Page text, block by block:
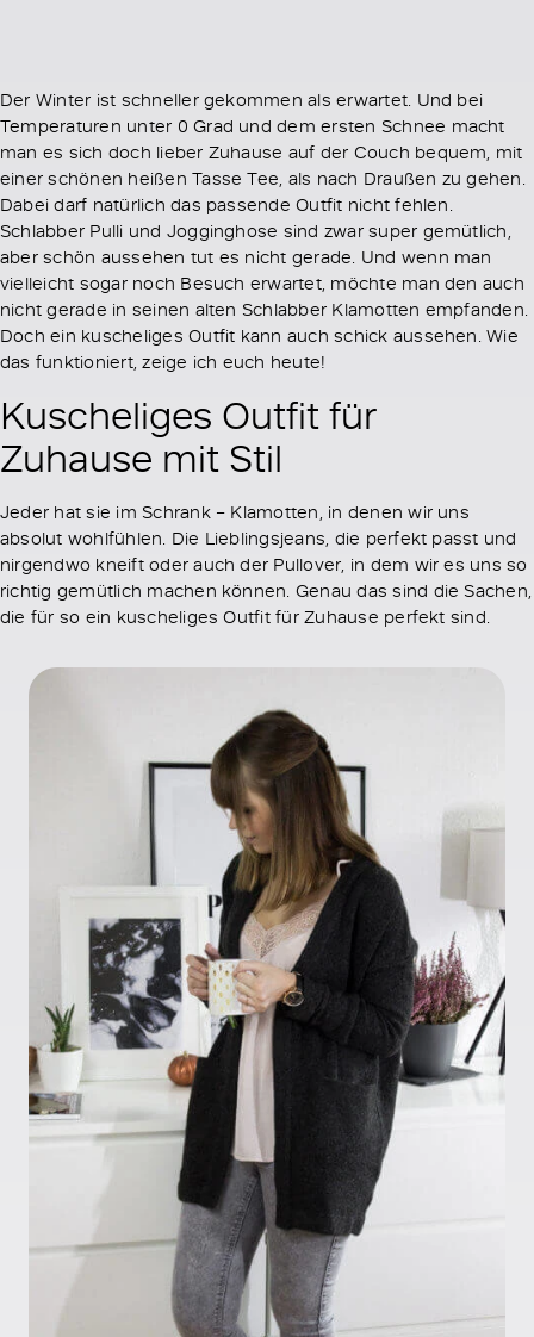
Der Winter ist schneller gekommen als erwartet. Und bei
Temperaturen unter 0 Grad und dem ersten Schnee macht
man es sich doch lieber Zuhause auf der Couch bequem, mit
einer schönen heißen Tasse Tee, als nach Draußen zu gehen.
Dabei darf natürlich das passende Outfit nicht fehlen.
Schlabber Pulli und Jogginghose sind zwar super gemütlich,
aber schön aussehen tut es nicht gerade. Und wenn man
vielleicht sogar noch Besuch erwartet, möchte man den auch
nicht gerade in seinen alten Schlabber Klamotten empfanden.
Doch ein kuscheliges Outfit kann auch schick aussehen. Wie
das funktioniert, zeige ich euch heute!
Kuscheliges Outfit für
Zuhause mit Stil
Jeder hat sie im Schrank – Klamotten, in denen wir uns
absolut wohlfühlen. Die Lieblingsjeans, die perfekt passt und
nirgendwo kneift oder auch der Pullover, in dem wir es uns so
richtig gemütlich machen können. Genau das sind die Sachen,
die für so ein kuscheliges Outfit für Zuhause perfekt sind.